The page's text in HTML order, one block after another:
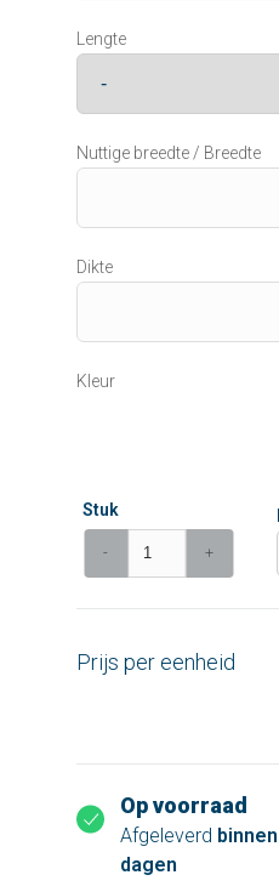
Lengte
Nuttige breedte / Breedte
Dikte
Kleur
Stuk
- +
Prijs per eenheid
Op voorraad
Afgeleverd
dagen